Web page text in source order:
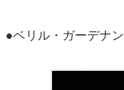
●ベリル・ガーデナ